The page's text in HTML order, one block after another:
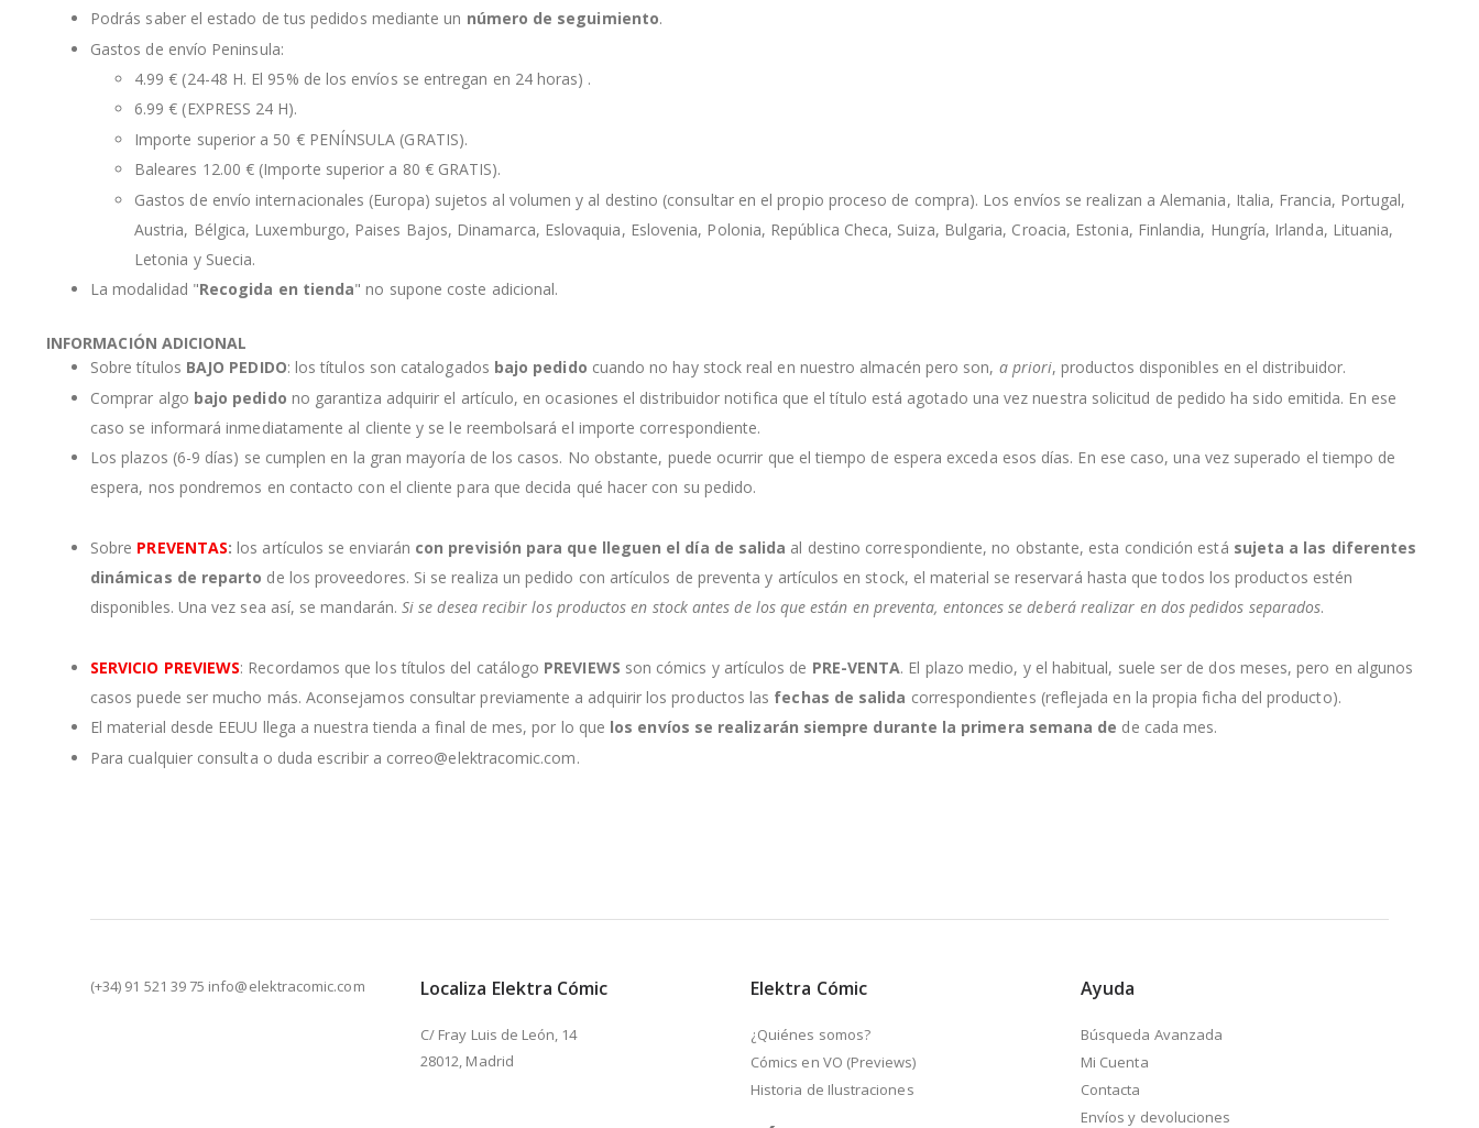
Podrás saber el estado de tus pedidos mediante un número de seguimiento.
Gastos de envío Peninsula:
4.99 € (24-48 H. El 95% de los envíos se entregan en 24 horas) .
6.99 € (EXPRESS 24 H).
Importe superior a 50 € PENÍNSULA (GRATIS).
Baleares 12.00 € (Importe superior a 80 € GRATIS).
Gastos de envío internacionales (Europa) sujetos al volumen y al destino (consultar en el propio proceso de compra). Los envíos se realizan a Alemania, Italia, Francia, Portugal,
Austria, Bélgica, Luxemburgo, Paises Bajos, Dinamarca, Eslovaquia, Eslovenia, Polonia, República Checa, Suiza, Bulgaria, Croacia, Estonia, Finlandia, Hungría, Irlanda, Lituania,
Letonia y Suecia.
La modalidad "Recogida en tienda" no supone coste adicional.
INFORMACIÓN ADICIONAL
Sobre títulos BAJO PEDIDO: los títulos son catalogados bajo pedido cuando no hay stock real en nuestro almacén pero son, a priori, productos disponibles en el distribuidor.
Comprar algo bajo pedido no garantiza adquirir el artículo, en ocasiones el distribuidor notifica que el título está agotado una vez nuestra solicitud de pedido ha sido emitida. En ese
caso se informará inmediatamente al cliente y se le reembolsará el importe correspondiente.
Los plazos (6-9 días) se cumplen en la gran mayoría de los casos. No obstante, puede ocurrir que el tiempo de espera exceda esos días. En ese caso, una vez superado el tiempo de
espera, nos pondremos en contacto con el cliente para que decida qué hacer con su pedido.
Sobre PREVENTAS:los artículos se enviarán con previsión para que lleguen el día de salida al destino correspondiente, no obstante, esta condición está sujeta a las diferentes
dinámicas de reparto de los proveedores. Si se realiza un pedido con artículos de preventa y artículos en stock, el material se reservará hasta que todos los productos estén
disponibles. Una vez sea así, se mandarán.Si se desea recibir los productos en stock antes de los que están en preventa, entonces se deberá realizar en dos pedidos separados.
SERVICIO PREVIEWS: Recordamos que los títulos del catálogo PREVIEWS son cómics y artículos de PRE-VENTA. El plazo medio, y el habitual, suele ser de dos meses, pero en algunos
casos puede ser mucho más. Aconsejamos consultar previamente a adquirir los productos las fechas de salida correspondientes (reflejada en la propia ficha del producto).
El material desde EEUU llega a nuestra tienda a final de mes, por lo que los envíos se realizarán siempre durante la primera semana de de cada mes.
Para cualquier consulta o duda escribir a correo@elektracomic.com.
(+34) 91 521 39 75 info@elektracomic.com Localiza Elektra Cómic
C/ Fray Luis de León, 14
28012, Madrid
Elektra Cómic
¿Quiénes somos?
Cómics en VO (Previews)
Historia de Ilustraciones
Ayuda
Búsqueda Avanzada
Mi Cuenta
Contacta
Envíos y devoluciones